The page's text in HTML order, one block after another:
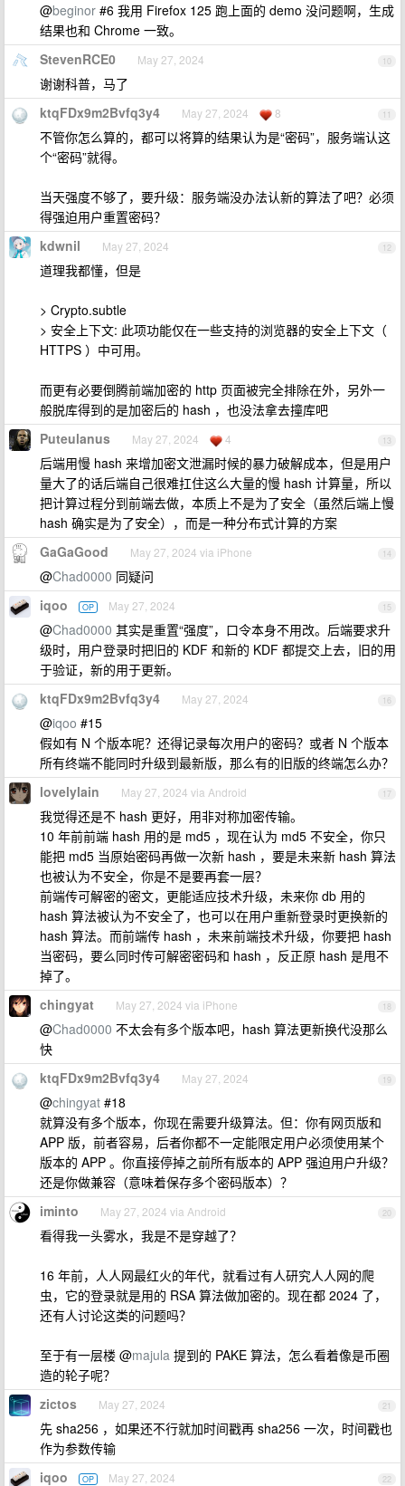
@beginor #6 我用 Firefox 125 跑上面的 demo 没问题啊，生成
结果也和 Chrome 一致。
10
StevenRCE0 May 27, 2024
谢谢科普，马了
11
ktqFDx9m2Bvfq3y4 May 27, 2024 8
不管你怎么算的，都可以将算的结果认为是“密码”，服务端认这
个“密码”就得。
当天强度不够了，要升级：服务端没办法认新的算法了吧？必须
得强迫用户重置密码？
12
kdwnil May 27, 2024
道理我都懂，但是
> Crypto.subtle
> 安全上下文: 此项功能仅在一些支持的浏览器的安全上下文（
HTTPS ）中可用。
而更有必要倒腾前端加密的 http 页面被完全排除在外，另外一
般脱库得到的是加密后的 hash ，也没法拿去撞库吧
13
Puteulanus May 27, 2024 4
后端用慢 hash 来增加密文泄漏时候的暴力破解成本，但是用户
量大了的话后端自己很难扛住这么大量的慢 hash 计算量，所以
把计算过程分到前端去做，本质上不是为了安全（虽然后端上慢
hash 确实是为了安全），而是一种分布式计算的方案
14
GaGaGood May 27, 2024 via iPhone
@Chad0000 同疑问
15
iqoo OP May 27, 2024
@Chad0000 其实是重置“强度”，口令本身不用改。后端要求升
级时，用户登录时把旧的 KDF 和新的 KDF 都提交上去，旧的用
于验证，新的用于更新。
16
ktqFDx9m2Bvfq3y4 May 27, 2024
@iqoo #15
假如有 N 个版本呢？还得记录每次用户的密码？或者 N 个版本
所有终端不能同时升级到最新版，那么有的旧版的终端怎么办？
17
lovelylain May 27, 2024 via Android
我觉得还是不 hash 更好，用非对称加密传输。
10 年前前端 hash 用的是 md5 ，现在认为 md5 不安全，你只
能把 md5 当原始密码再做一次新 hash ，要是未来新 hash 算法
也被认为不安全，你是不是要再套一层？
前端传可解密的密文，更能适应技术升级，未来你 db 用的
hash 算法被认为不安全了，也可以在用户重新登录时更换新的
hash 算法。而前端传 hash ，未来前端技术升级，你要把 hash
当密码，要么同时传可解密密码和 hash ，反正原 hash 是甩不
掉了。
18
chingyat May 27, 2024 via iPhone
@Chad0000 不太会有多个版本吧，hash 算法更新换代没那么
快
19
ktqFDx9m2Bvfq3y4 May 27, 2024
@chingyat #18
就算没有多个版本，你现在需要升级算法。但：你有网页版和
APP 版，前者容易，后者你都不一定能限定用户必须使用某个
版本的 APP 。你直接停掉之前所有版本的 APP 强迫用户升级？
还是你做兼容（意味着保存多个密码版本）？
20
iminto May 27, 2024 via Android
看得我一头雾水，我是不是穿越了？
16 年前，人人网最红火的年代，就看过有人研究人人网的爬
虫，它的登录就是用的 RSA 算法做加密的。现在都 2024 了，
还有人讨论这类的问题吗？
至于有一层楼 @majula 提到的 PAKE 算法，怎么看着像是币圈
造的轮子呢？
21
zictos May 27, 2024
先 sha256 ，如果还不行就加时间戳再 sha256 一次，时间戳也
作为参数传输
22
iqoo OP May 27, 2024